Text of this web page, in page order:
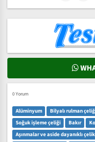
0 Yorum
Alüminyum Bilyalı rulman
Soğuk işleme çeliği
Bakır
Aşınmalar ve aside dayanıklı